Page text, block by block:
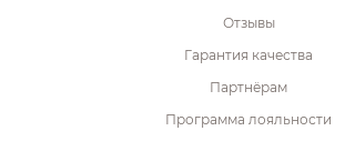
Отзывы
Гарантия качества
Партнёрам
Программа лояльности